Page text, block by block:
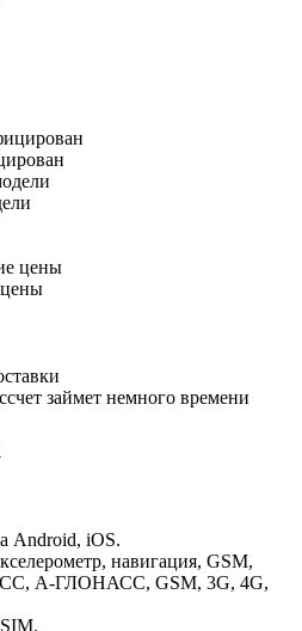
займет немного времени
Android, iOS.
навигация, GSM,
А-ГЛОНАСС, GSM, 3G, 4G,